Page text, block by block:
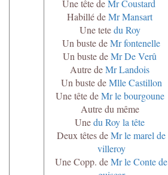
Une tête deMr Coustard
Habillé deMr Mansart
Une tetedu Roy
Un buste deMr fontenelle
Un buste deMr De Verû
Autre deMr Landois
Un buste deMlle Castillon
Une tête deMr le bourgoune
Autre du même
Unedu Roy la tête
Deux têtes deMr le marel de
villeroy
Une Copp. deMr le Conte de